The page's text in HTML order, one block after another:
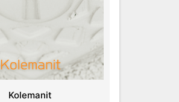
Kolemanit